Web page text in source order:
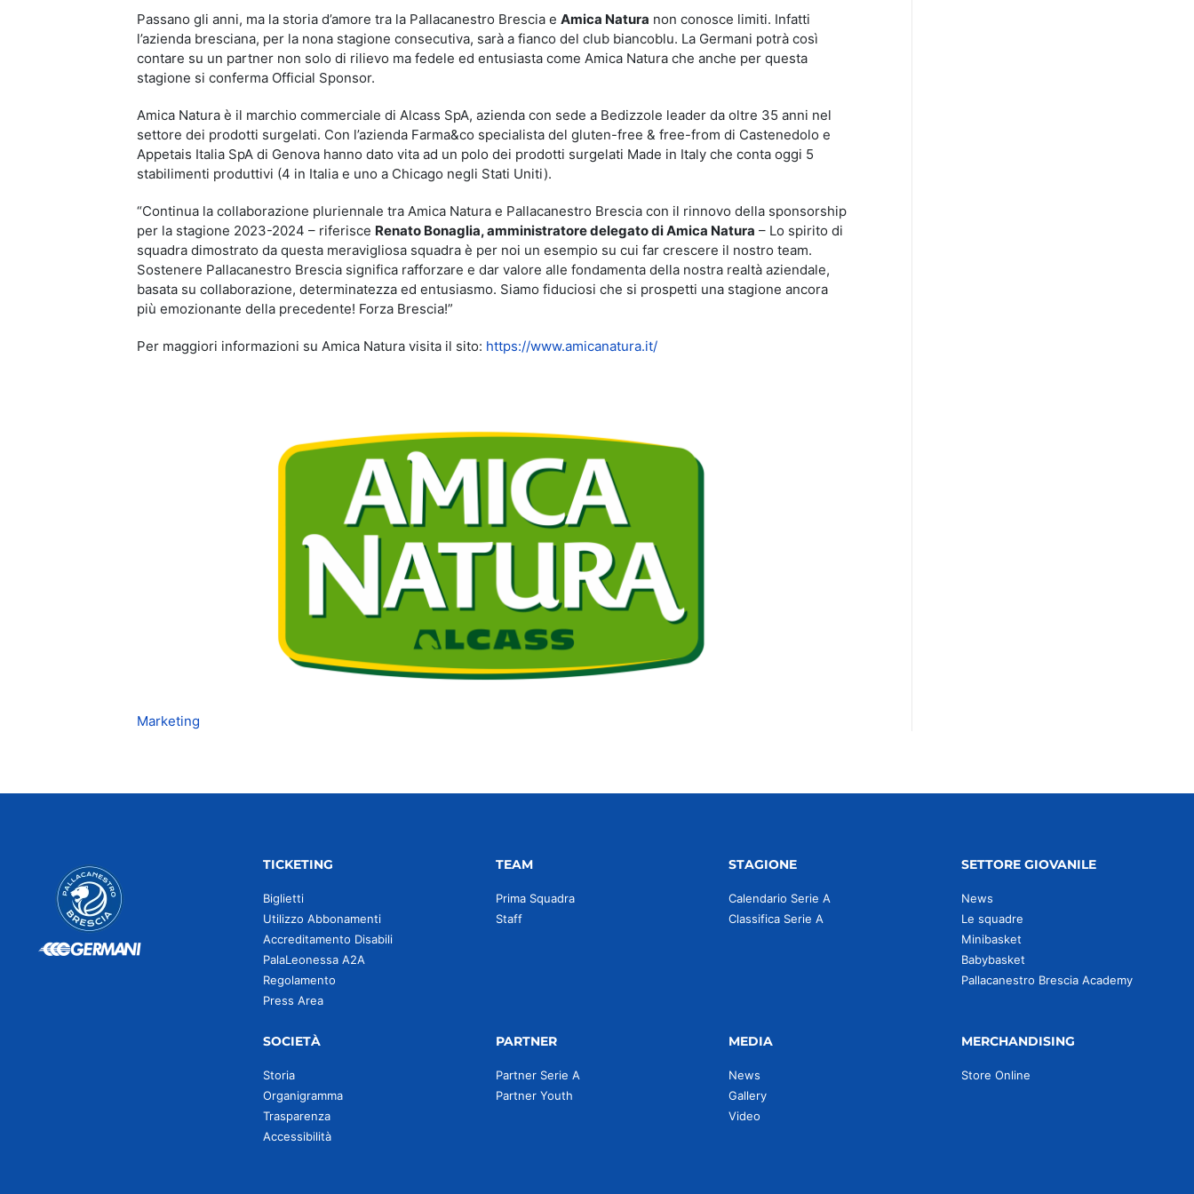
Passano gli anni, ma la storia d’amore tra la Pallacanestro Brescia e Amica Natura non conosce limiti. Infatti
l’azienda bresciana, per la nona stagione consecutiva, sarà a fianco del club biancoblu. La Germani potrà così
contare su un partner non solo di rilievo ma fedele ed entusiasta come Amica Natura che anche per questa
stagione si conferma Official Sponsor.
Amica Natura è il marchio commerciale di Alcass SpA, azienda con sede a Bedizzole leader da oltre 35 anni nel
settore dei prodotti surgelati. Con l’azienda Farma&co specialista del gluten-free & free-from di Castenedolo e
Appetais Italia SpA di Genova hanno dato vita ad un polo dei prodotti surgelati Made in Italy che conta oggi 5
stabilimenti produttivi (4 in Italia e uno a Chicago negli Stati Uniti).
“Continua la collaborazione pluriennale tra Amica Natura e Pallacanestro Brescia con il rinnovo della sponsorship
per la stagione 2023-2024 – riferisce Renato Bonaglia, amministratore delegato di Amica Natura – Lo spirito di
squadra dimostrato da questa meravigliosa squadra è per noi un esempio su cui far crescere il nostro team.
Sostenere Pallacanestro Brescia significa rafforzare e dar valore alle fondamenta della nostra realtà aziendale,
basata su collaborazione, determinatezza ed entusiasmo. Siamo fiduciosi che si prospetti una stagione ancora
più emozionante della precedente! Forza Brescia!”
Per maggiori informazioni su Amica Natura visita il sito: https://www.amicanatura.it/
Marketing
TICKETING
Biglietti
Utilizzo Abbonamenti
Accreditamento Disabili
PalaLeonessa A2A
Regolamento
Press Area
TEAM
Prima Squadra
Staff
STAGIONE
Calendario Serie A
Classifica Serie A
SETTORE GIOVANILE
News
Le squadre
Minibasket
Babybasket
Pallacanestro Brescia Academy
SOCIETÀ
Storia
Organigramma
Trasparenza
Accessibilità
PARTNER
Partner Serie A
Partner Youth
MEDIA
News
Gallery
Video
MERCHANDISING
Store Online